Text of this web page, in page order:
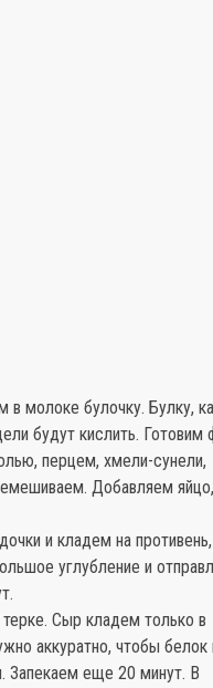
в молоке булочку. Булку,
будут кислить. Готовим
перцем, хмели-сунели,
Добавляем яйцо,
и кладем на противень,
углубление и
Сыр кладем только в
аккуратно, чтобы белок
Запекаем еще 20 минут. В